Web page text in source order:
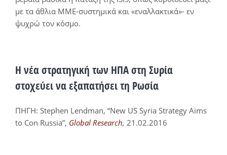
με τα άθλια ΜΜΕ-συστημικά και «εναλλακτικά»- εν
ψυχρώ τον κόσμο.
Η νέα στρατηγική των ΗΠΑ στη Συρία
στοχεύει να εξαπατήσει τη Ρωσία
ΠΗΓΗ: Stephen Lendman, “New US Syria Strategy Aims
to Con Russia”, Global Research, 21.02.2016